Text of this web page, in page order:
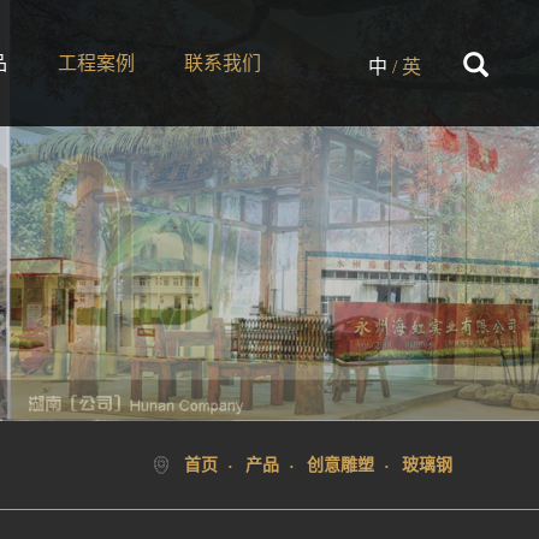
中 / 英
工程案例 联系我们
首页 产品 创意雕塑 玻璃钢